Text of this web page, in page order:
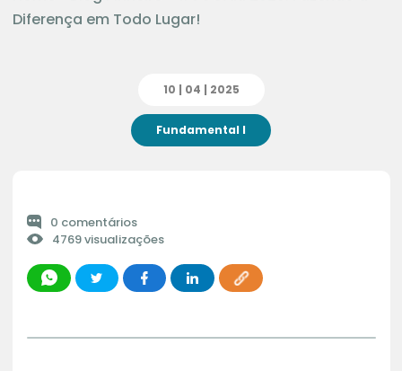
Diferença em Todo Lugar!
10 | 04 | 2025
Fundamental I
0 comentários
4769 visualizações